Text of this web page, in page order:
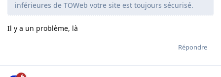
inférieures de TOWeb votre site est toujours sécurisé.
Il y a un problème, là
Répondre